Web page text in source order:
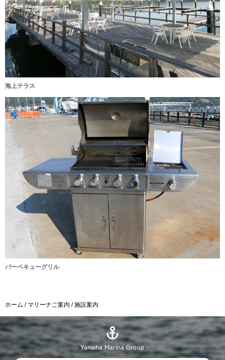
海上テラス
バーベキューグリル
ホーム マリーナご案内 施設案内
- Yamaha Marina Group -